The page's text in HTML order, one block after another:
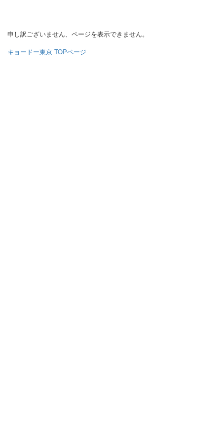
申し訳ございません、ページを表示できません。
キョードー東京 TOPページ